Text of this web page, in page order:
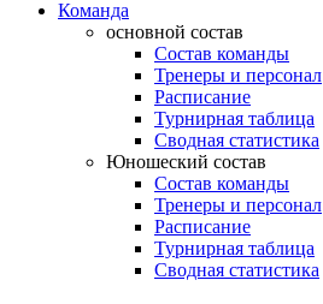
Команда
основной состав
Состав команды
Тренеры и персонал
Расписание
Турнирная таблица
Сводная статистика
Юношеский состав
Состав команды
Тренеры и персонал
Расписание
Турнирная таблица
Сводная статистика